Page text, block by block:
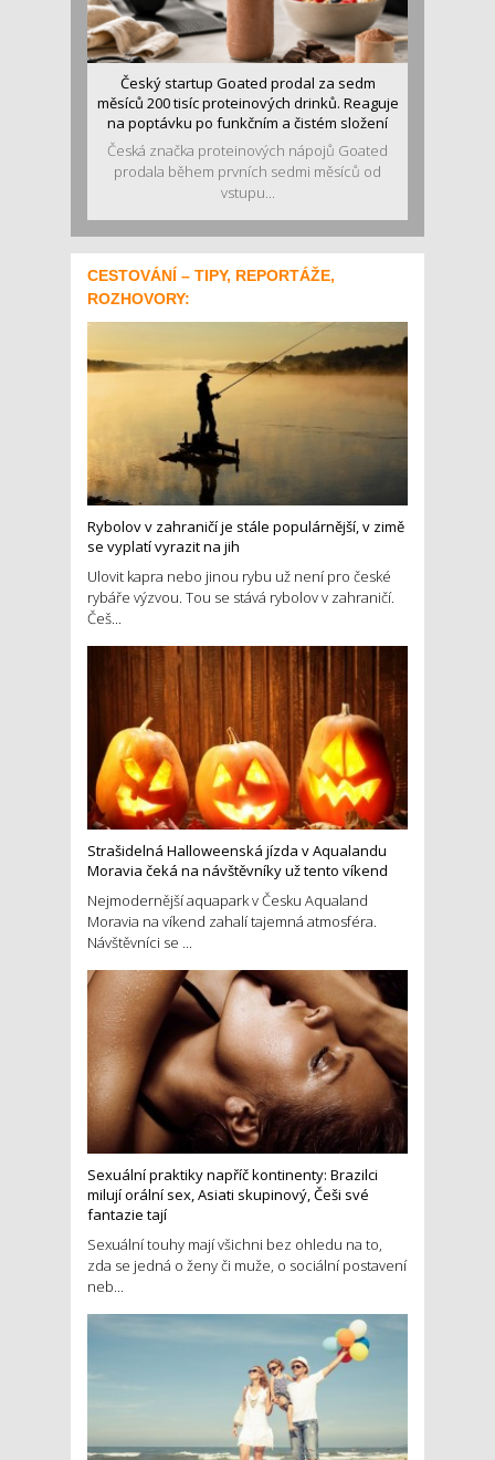
Český startup Goated prodal za sedm
měsíců 200 tisíc proteinových drinků. Reaguje
na poptávku po funkčním a čistém složení
Česká značka proteinových nápojů Goated
prodala během prvních sedmi měsíců od
vstupu...
CESTOVÁNÍ – TIPY, REPORTÁŽE,
ROZHOVORY:
Rybolov v zahraničí je stále populárnější, v zimě
se vyplatí vyrazit na jih
Ulovit kapra nebo jinou rybu už není pro české
rybáře výzvou. Tou se stává rybolov v zahraničí.
Češ...
Strašidelná Halloweenská jízda v Aqualandu
Moravia čeká na návštěvníky už tento víkend
Nejmodernější aquapark v Česku Aqualand
Moravia na víkend zahalí tajemná atmosféra.
Návštěvníci se ...
Sexuální praktiky napříč kontinenty: Brazilci
milují orální sex, Asiati skupinový, Češi své
fantazie tají
Sexuální touhy mají všichni bez ohledu na to,
zda se jedná o ženy či muže, o sociální postavení
neb...